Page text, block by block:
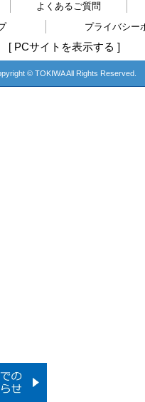
よくあるご質問
プライバシー
[ PCサイトを表示する ]
© TOKIWA All Rights Reserved.